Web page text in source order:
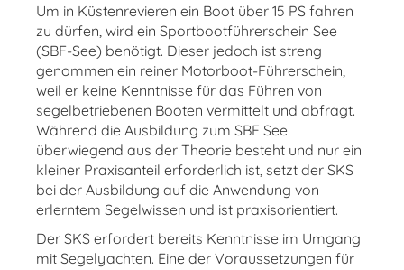
Um in Küstenrevieren ein Boot über 15 PS fahren
zu dürfen, wird ein Sportbootführerschein See
(SBF-See) benötigt. Dieser jedoch ist streng
genommen ein reiner Motorboot-Führerschein,
weil er keine Kenntnisse für das Führen von
segelbetriebenen Booten vermittelt und abfragt.
Während die Ausbildung zum SBF See
überwiegend aus der Theorie besteht und nur ein
kleiner Praxisanteil erforderlich ist, setzt der SKS
bei der Ausbildung auf die Anwendung von
erlerntem Segelwissen und ist praxisorientiert.
Der SKS erfordert bereits Kenntnisse im Umgang
mit Segelyachten. Eine der Voraussetzungen für